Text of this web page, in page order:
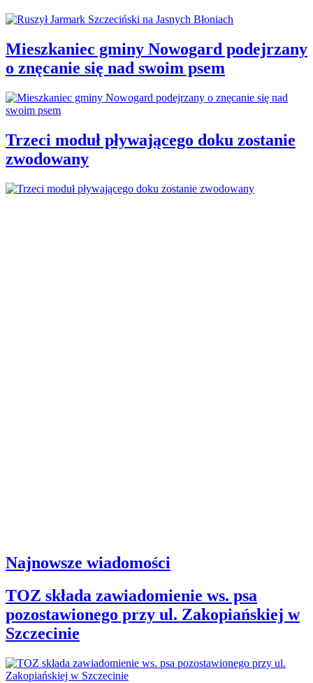
Mieszkaniec gminy Nowogard podejrzany
o znęcanie się nad swoim psem
Trzeci moduł pływającego doku zostanie
zwodowany
Najnowsze wiadomości
TOZ składa zawiadomienie ws. psa
pozostawionego przy ul. Zakopiańskiej w
Szczecinie